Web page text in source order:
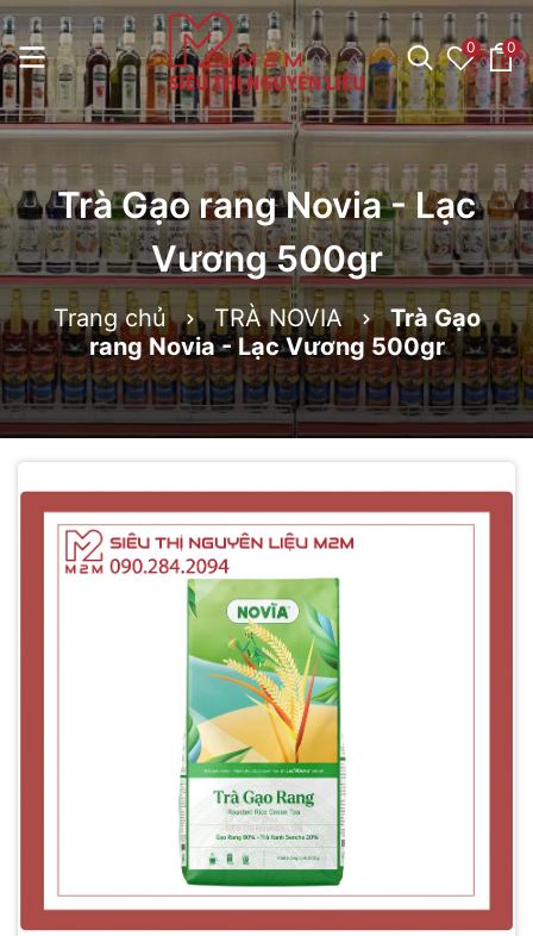
0 0
Trà Gạo rang Novia - Lạc
Vương 500gr
Trang chủ TRÀ NOVIA
Trà Gạo
rang Novia - Lạc Vương 500gr